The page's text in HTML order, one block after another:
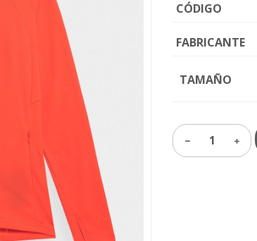
CÓDIGO
FABRICANTE
TAMAÑO
1